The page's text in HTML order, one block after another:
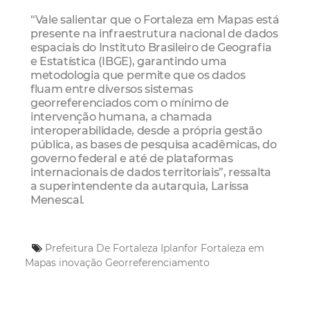
“Vale salientar que o Fortaleza em Mapas está
presente na infraestrutura nacional de dados
espaciais do Instituto Brasileiro de Geografia
e Estatística (IBGE), garantindo uma
metodologia que permite que os dados
fluam entre diversos sistemas
georreferenciados com o mínimo de
intervenção humana, a chamada
interoperabilidade, desde a própria gestão
pública, as bases de pesquisa acadêmicas, do
governo federal e até de plataformas
internacionais de dados territoriais”, ressalta
a superintendente da autarquia, Larissa
Menescal.
Prefeitura De Fortaleza Iplanfor Fortaleza em
Mapas inovação Georreferenciamento